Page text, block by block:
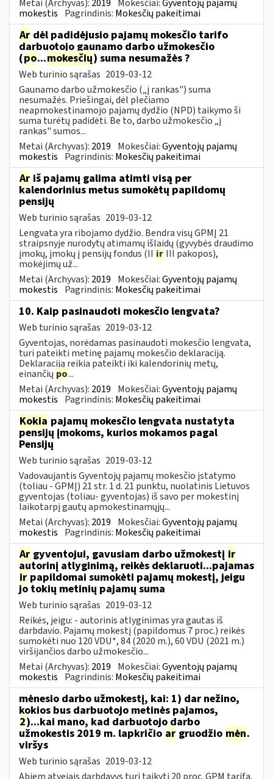
Metai (Archyvas): 2019 Mokesčiai:Gyventojų pajamų
mokestis Pagrindinis: Mokesčių pakeitimai
Ar dėl padidėjusio pajamų mokesčio tarifo
darbuotojo gaunamo darbo užmokesčio
(po...mokesčių) suma nesumažės ?
Web turinio sąrašas 2019-03-12
Gaunamo darbo užmokesčio („į rankas") suma
nesumažės. Priešingai, dėl plečiamo
neapmokestinamojo pajamų dydžio (NPD) taikymo ši
suma turėtų padidėti. Be to, darbo užmokesčio „į
rankas" sumos...
Metai (Archyvas): 2019 Mokesčiai:Gyventojų pajamų
mokestis Pagrindinis: Mokesčių pakeitimai
Ar iš pajamų galima atimti visą per
kalendorinius metus sumokėtų papildomų
pensijų
Web turinio sąrašas 2019-03-12
Lengvata yra ribojamo dydžio. Bendra visų GPMĮ 21
straipsnyje nurodytų atimamų išlaidų (gyvybės draudimo
įmokų, įmokų į pensijų fondus (II ir III pakopos),
mokėjimų už...
Metai (Archyvas): 2019 Mokesčiai:Gyventojų pajamų
mokestis Pagrindinis: Mokesčių pakeitimai
10. Kaip pasinaudoti mokesčio lengvata?
Web turinio sąrašas 2019-03-12
Gyventojas, norėdamas pasinaudoti mokesčio lengvata,
turi pateikti metinę pajamų mokesčio deklaraciją.
Deklaraciją reikia pateikti iki kalendorinių metų,
einančių po...
Metai (Archyvas): 2019 Mokesčiai:Gyventojų pajamų
mokestis Pagrindinis: Mokesčių pakeitimai
Kokia pajamų mokesčio lengvata nustatyta
pensijų įmokoms, kurios mokamos pagal
Pensijų
Web turinio sąrašas 2019-03-12
Vadovaujantis Gyventojų pajamų mokesčio įstatymo
(toliau - GPMĮ) 21 str. 1 d. 21 punktu, nuolatinis Lietuvos
gyventojas (toliau- gyventojas) iš savo per mokestinį
laikotarpį gautų apmokestinamųjų...
Metai (Archyvas): 2019 Mokesčiai:Gyventojų pajamų
mokestis Pagrindinis: Mokesčių pakeitimai
Ar gyventojui, gavusiam darbo užmokestį ir
autorinį atlyginimą, reikės deklaruoti...pajamas
ir papildomai sumokėti pajamų mokestį, jeigu
jo tokių metinių pajamų suma
Web turinio sąrašas 2019-03-12
Reikės, jeigu: - autorinis atlyginimas yra gautas iš
darbdavio. Pajamų mokestį (papildomus 7 proc.) reikės
sumokėti nuo 120 VDU*, 84 (2020 m.), 60 VDU (2021 m.)
viršijančios darbo užmokesčio...
Metai (Archyvas): 2019 Mokesčiai:Gyventojų pajamų
mokestis Pagrindinis: Mokesčių pakeitimai
mėnesio darbo užmokestį, kai: 1) dar nežino,
kokios bus darbuotojo metinės pajamos,
2)...kai mano, kad darbuotojo darbo
užmokestis 2019 m. lapkričio ar gruodžio mėn.
viršys
Web turinio sąrašas 2019-03-12
Abiem atvejais darbdavys turi taikyti 20 proc. GPM tarifą.